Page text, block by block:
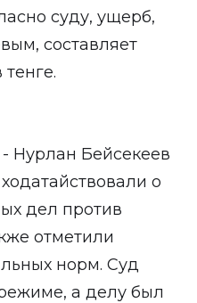
суду, ущерб,
составляет
Нурлан Бейсекеев
о
дел против
отметили
норм. Суд
а делу был